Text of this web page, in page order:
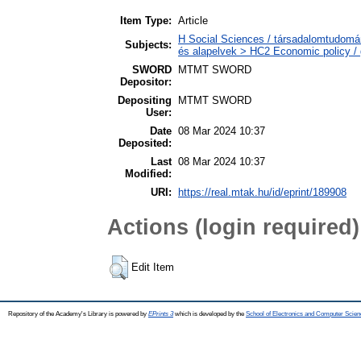
Item Type: Article
Subjects:
H Social Sciences /
és alapelvek > HC2 Economic policy /
SWORD
Depositor:
MTMT SWORD
Depositing
User:
MTMT SWORD
Date
Deposited:
08 Mar 2024 10:37
Last
Modified:
08 Mar 2024 10:37
URI: https://real.mtak.hu/id/eprint/189908
Actions (login required)
Edit Item
Repository of the Academy's Library is powered by EPrints 3which is developed by the School of Electronics and Computer